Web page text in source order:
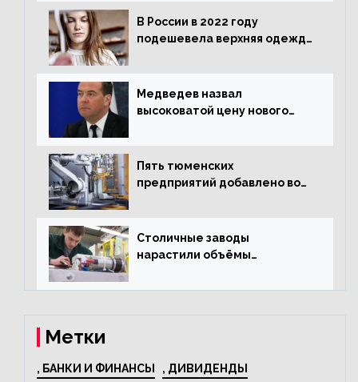
В России в 2022 году
подешевела верхняя одежда
Медведев назвал
высоковатой цену нового
Пять тюменских
предприятий добавлено во
туризма
Столичные заводы
нарастили объёмы
электрооборудования на
Метки
, БАНКИ И ФИНАНСЫ , ДИВИДЕНДЫ